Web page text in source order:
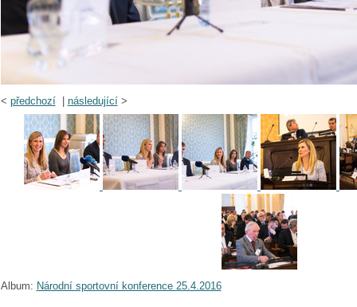
< předchozí| následující>
Album: Národní sportovní konference 25.4.2016